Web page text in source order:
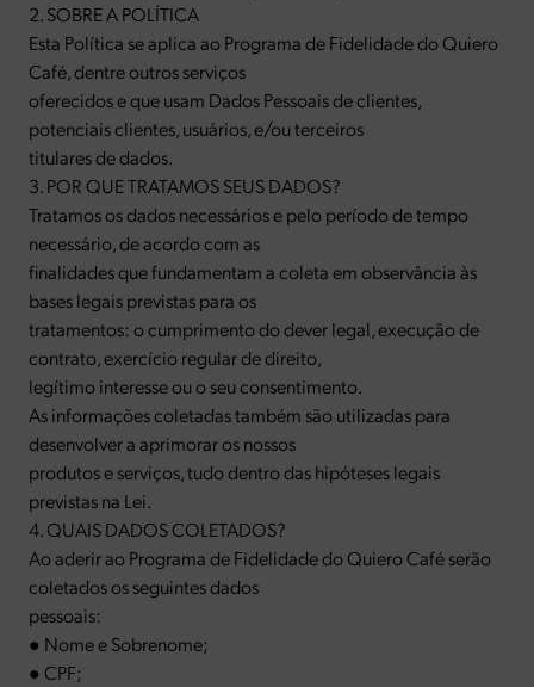
2. SOBRE A POLÍTICA
Esta Política se aplica ao Programa de Fidelidade do Quiero
Café, dentre outros serviços
oferecidos e que usam Dados Pessoais de clientes,
potenciais clientes, usuários, e/ou terceiros
titulares de dados.
3. POR QUE TRATAMOS SEUS DADOS?
Tratamos os dados necessários e pelo período de tempo
necessário, de acordo com as
finalidades que fundamentam a coleta em observância às
bases legais previstas para os
tratamentos: o cumprimento do dever legal, execução de
contrato, exercício regular de direito,
legítimo interesse ou o seu consentimento.
As informações coletadas também são utilizadas para
desenvolver a aprimorar os nossos
produtos e serviços, tudo dentro das hipóteses legais
previstas na Lei.
4. QUAIS DADOS COLETADOS?
Ao aderir ao Programa de Fidelidade do Quiero Café serão
coletados os seguintes dados
pessoais:
● Nome e Sobrenome;
● CPF;